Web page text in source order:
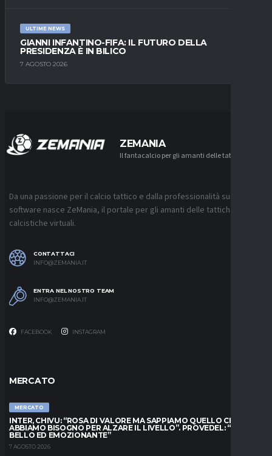
ULTIME NEWS
GIANNI INFANTINO-FIFA: IL FUTURO DELLA
PRESIDENZA È IN BILICO
7 AGOSTO 2026
ZEMANIA
Il fantacalcio per gli amanti delle tattiche
Da una passione per il calcio tattico e dalla professionalità sui
software nasce ZeMania, il portale per gli amanti delle tattiche
calcistiche virtuali.
CONTATTACI
INFO@ZEMANIA.IT
ENTRA NEL NOSTRO TEAM
INFO@ZEMANIA.IT
FACEBOOK INSTAGRAM
MERCATO
MERCATO
INTER, CHIVU: “ROSA DI VALORE MA SAPPIAMO QUELLO CHE
ABBIAMO BISOGNO PER ALZARE IL LIVELLO”. PROVEDEL: “MESE
BELLO ED EMOZIONANTE”
7 AGOSTO 2026